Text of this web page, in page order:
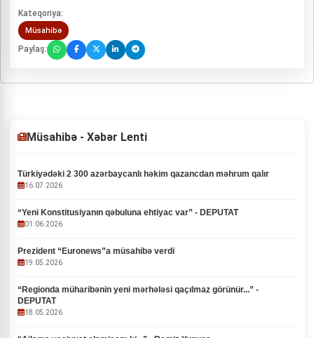
Kateqoriya:
Müsahibə
Paylaş:
Müsahibə - Xəbər Lenti
Türkiyədəki 2 300 azərbaycanlı həkim qazancdan məhrum qalır
16.07.2026
“Yeni Konstitusiyanın qəbuluna ehtiyac var” - DEPUTAT
01.06.2026
Prezident “Euronews”a müsahibə verdi
19.05.2026
“Regionda müharibənin yeni mərhələsi qaçılmaz görünür...” -
DEPUTAT
18.05.2026